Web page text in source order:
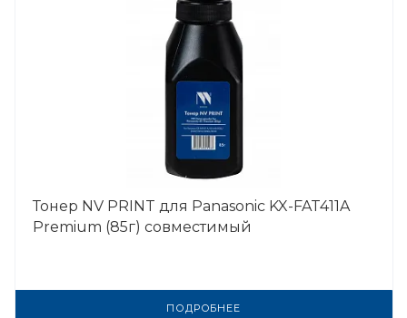
Тонер NV PRINT для Panasonic KX-FAT411A
Premium (85г) совместимый
ПОДРОБНЕЕ